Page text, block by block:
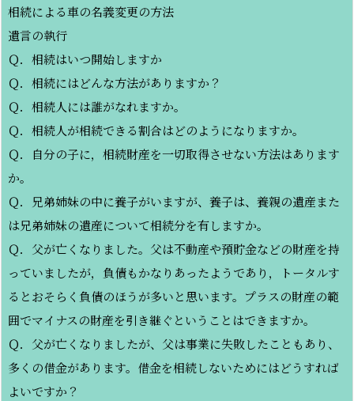
相続による車の名義変更の方法
遺言の執行
Ｑ．相続はいつ開始しますか
Ｑ．相続にはどんな方法がありますか？
Ｑ．相続人には誰がなれますか。
Ｑ．相続人が相続できる割合はどのようになりますか。
Ｑ．自分の子に，相続財産を一切取得させない方法はあります
か。
Ｑ．兄弟姉妹の中に養子がいますが、養子は、養親の遺産また
は兄弟姉妹の遺産について相続分を有しますか。
Ｑ．父が亡くなりました。父は不動産や預貯金などの財産を持
っていましたが，負債もかなりあったようであり，トータルす
るとおそらく負債のほうが多いと思います。プラスの財産の範
囲でマイナスの財産を引き継ぐということはできますか。
Ｑ．父が亡くなりましたが、父は事業に失敗したこともあり、
多くの借金があります。借金を相続しないためにはどうすれば
よいですか？